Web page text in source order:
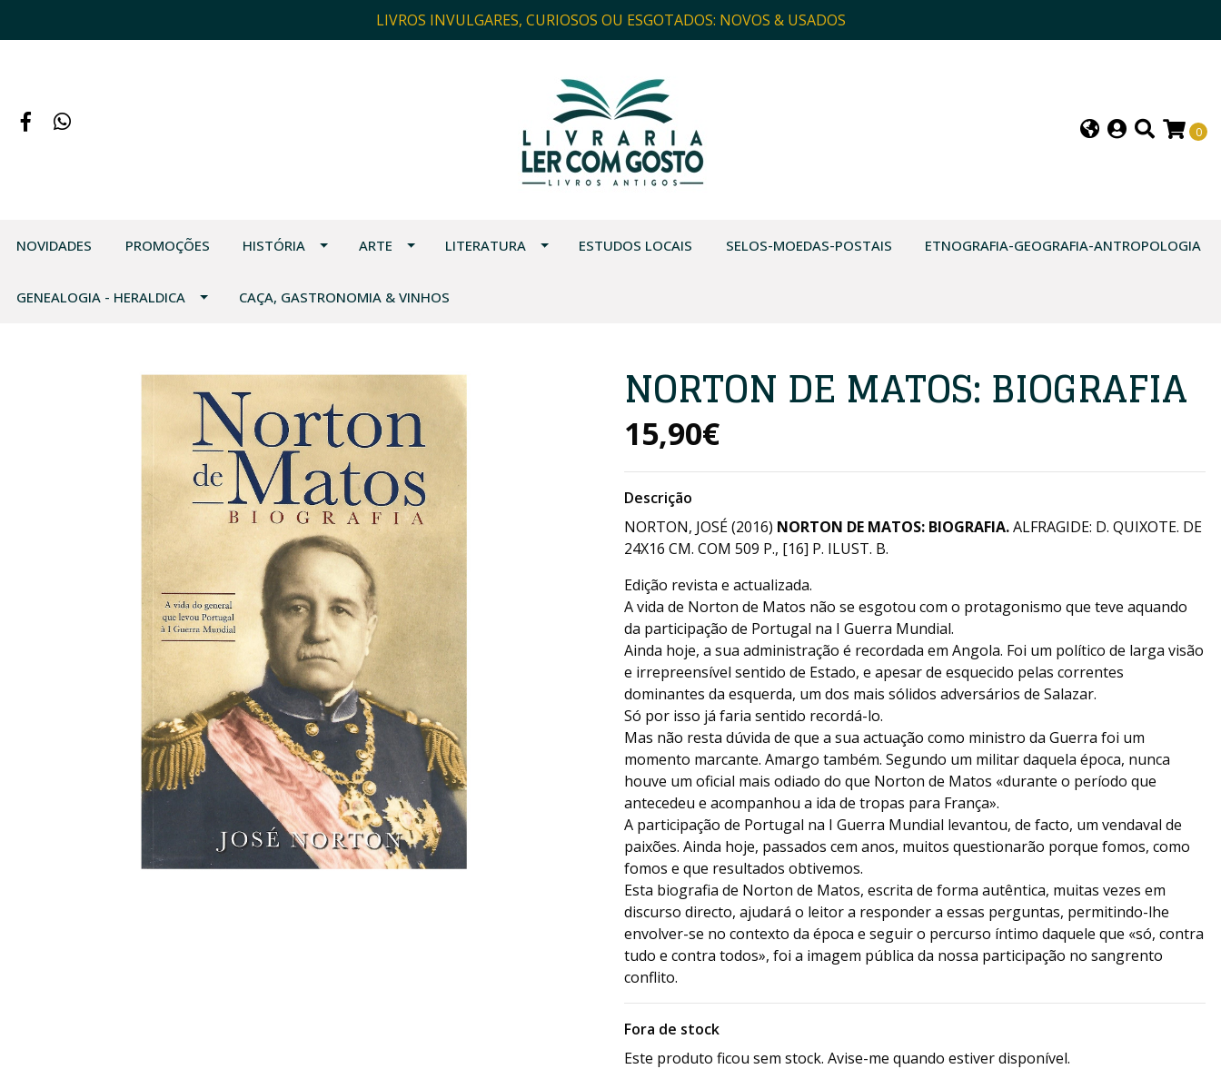
LIVROS INVULGARES, CURIOSOS OU ESGOTADOS: NOVOS & USADOS
0
NOVIDADES PROMOÇÕES HISTÓRIA ARTE LITERATURA ESTUDOS LOCAIS SELOS-MOEDAS-POSTAIS ETNOGRAFIA-GEOGRAFIA-ANTROPOLOGIA
GENEALOGIA - HERALDICA CAÇA, GASTRONOMIA & VINHOS
NORTON DE MATOS: BIOGRAFIA
15,90€
Descrição
NORTON, JOSÉ (2016) NORTON DE MATOS: BIOGRAFIA.ALFRAGIDE: D. QUIXOTE. DE
24X16 CM. COM 509 P., [16] P. ILUST. B.
Edição revista e actualizada.
A vida de Norton de Matos não se esgotou com o protagonismo que teve aquando
da participação de Portugal na I Guerra Mundial.
Ainda hoje, a sua administração é recordada em Angola. Foi um político de larga visão
e irrepreensível sentido de Estado, e apesar de esquecido pelas correntes
dominantes da esquerda, um dos mais sólidos adversários de Salazar.
Só por isso já faria sentido recordá-lo.
Mas não resta dúvida de que a sua actuação como ministro da Guerra foi um
momento marcante. Amargo também. Segundo um militar daquela época, nunca
houve um oficial mais odiado do que Norton de Matos «durante o período que
antecedeu e acompanhou a ida de tropas para França».
A participação de Portugal na I Guerra Mundial levantou, de facto, um vendaval de
paixões. Ainda hoje, passados cem anos, muitos questionarão porque fomos, como
fomos e que resultados obtivemos.
Esta biografia de Norton de Matos, escrita de forma autêntica, muitas vezes em
discurso directo, ajudará o leitor a responder a essas perguntas, permitindo-lhe
envolver-se no contexto da época e seguir o percurso íntimo daquele que «só, contra
tudo e contra todos», foi a imagem pública da nossa participação no sangrento
conflito.
Fora de stock
Este produto ficou sem stock. Avise-me quando estiver disponível.